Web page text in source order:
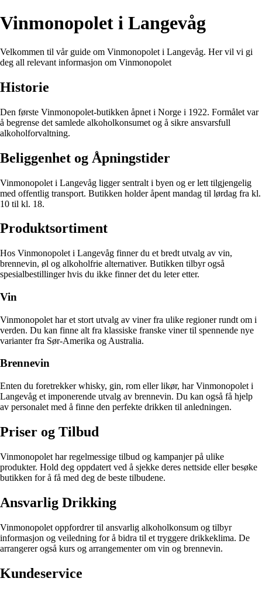
Vinmonopolet i Langevåg
Velkommen til vår guide om Vinmonopolet i Langevåg. Her vil vi gi
deg all relevant informasjon om Vinmonopolet
Historie
Den første Vinmonopolet-butikken åpnet i Norge i 1922. Formålet var
å begrense det samlede alkoholkonsumet og å sikre ansvarsfull
alkoholforvaltning.
Beliggenhet og Åpningstider
Vinmonopolet i Langevåg ligger sentralt i byen og er lett tilgjengelig
med offentlig transport. Butikken holder åpent mandag til lørdag fra kl.
10 til kl. 18.
Produktsortiment
Hos Vinmonopolet i Langevåg finner du et bredt utvalg av vin,
brennevin, øl og alkoholfrie alternativer. Butikken tilbyr også
spesialbestillinger hvis du ikke finner det du leter etter.
Vin
Vinmonopolet har et stort utvalg av viner fra ulike regioner rundt om i
verden. Du kan finne alt fra klassiske franske viner til spennende nye
varianter fra Sør-Amerika og Australia.
Brennevin
Enten du foretrekker whisky, gin, rom eller likør, har Vinmonopolet i
Langevåg et imponerende utvalg av brennevin. Du kan også få hjelp
av personalet med å finne den perfekte drikken til anledningen.
Priser og Tilbud
Vinmonopolet har regelmessige tilbud og kampanjer på ulike
produkter. Hold deg oppdatert ved å sjekke deres nettside eller besøke
butikken for å få med deg de beste tilbudene.
Ansvarlig Drikking
Vinmonopolet oppfordrer til ansvarlig alkoholkonsum og tilbyr
informasjon og veiledning for å bidra til et tryggere drikkeklima. De
arrangerer også kurs og arrangementer om vin og brennevin.
Kundeservice